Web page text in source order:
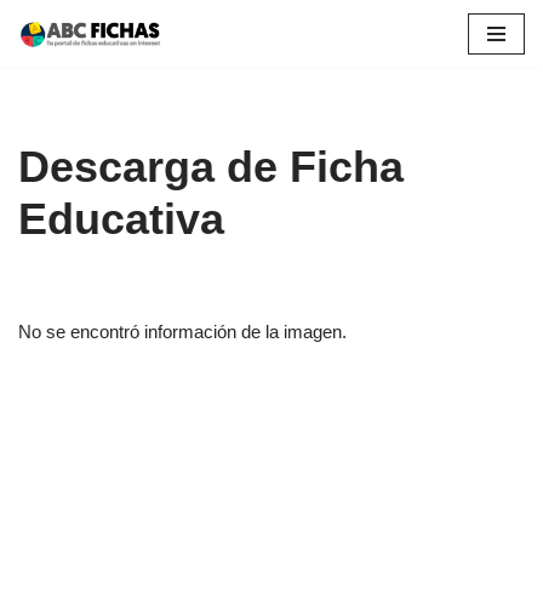
Descarga de Ficha
Educativa
No se encontró información de la imagen.